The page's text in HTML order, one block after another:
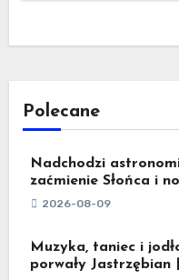
Polecane
Nadchodzi
zaćmienie Słońca i
2026-08-09
Muzyka, taniec i
porwały Jastrzębian